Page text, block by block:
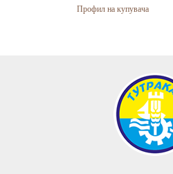
Профил на купувача